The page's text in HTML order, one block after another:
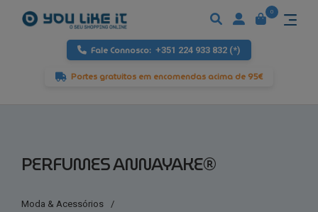
Fale Connosco: +351 224 933 832 (*)
Portes gratuitos em encomendas acima de 95€
0
PERFUMES ANNAYAKE®
Moda & Acessórios
/